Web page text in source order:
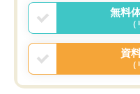
無料
資